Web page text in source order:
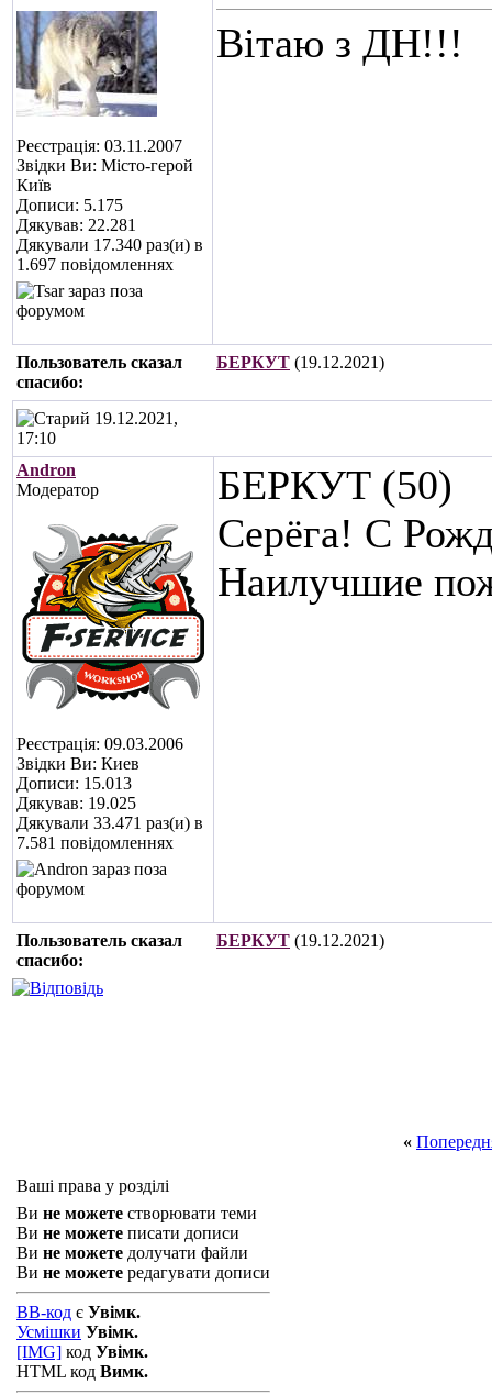
Реєстрація: 03.11.2007
Звідки Ви: Місто-герой
Київ
Дописи: 5.175
Дякував: 22.281
Дякували 17.340 раз(и) в
1.697 повідомленнях
Вітаю з ДН!!!
Пользователь сказал
cпасибо:
БЕРКУТ (19.12.2021)
19.12.2021,
17:10
Andron
Модератор
Реєстрація: 09.03.2006
Звідки Ви: Киев
Дописи: 15.013
Дякував: 19.025
Дякували 33.471 раз(и) в
7.581 повідомленнях
БЕРКУТ (50)
Серёга! С
Наилучшие
Пользователь сказал
cпасибо:
БЕРКУТ (19.12.2021)
«
Ваші права у розділі
Ви не можете створювати теми
Ви не можете писати дописи
Ви не можете долучати файли
Ви не можете редагувати дописи
BB-код є Увімк.
Усмішки Увімк.
[IMG] код Увімк.
HTML код Вимк.